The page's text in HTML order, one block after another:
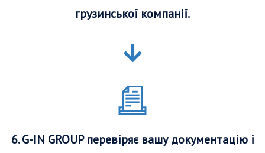
грузинської компанії.
6. G-IN GROUP перевіряє вашу документацію і